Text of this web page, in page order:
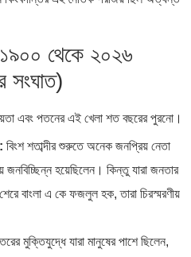
১৯০০ থেকে ২০২৬
সংঘাত)
এবং পতনের এই খেলা শত বছরের পুরনো।
বিংশ শতাব্দীর শুরুতে অনেক জনপ্রিয় নেতা
জনবিচ্ছিন্ন হয়েছিলেন। কিন্তু যারা জনতার
বাংলা এ কে ফজলুল হক, তারা চিরস্মরণীয়
মুক্তিযুদ্ধে যারা মানুষের পাশে ছিলেন,